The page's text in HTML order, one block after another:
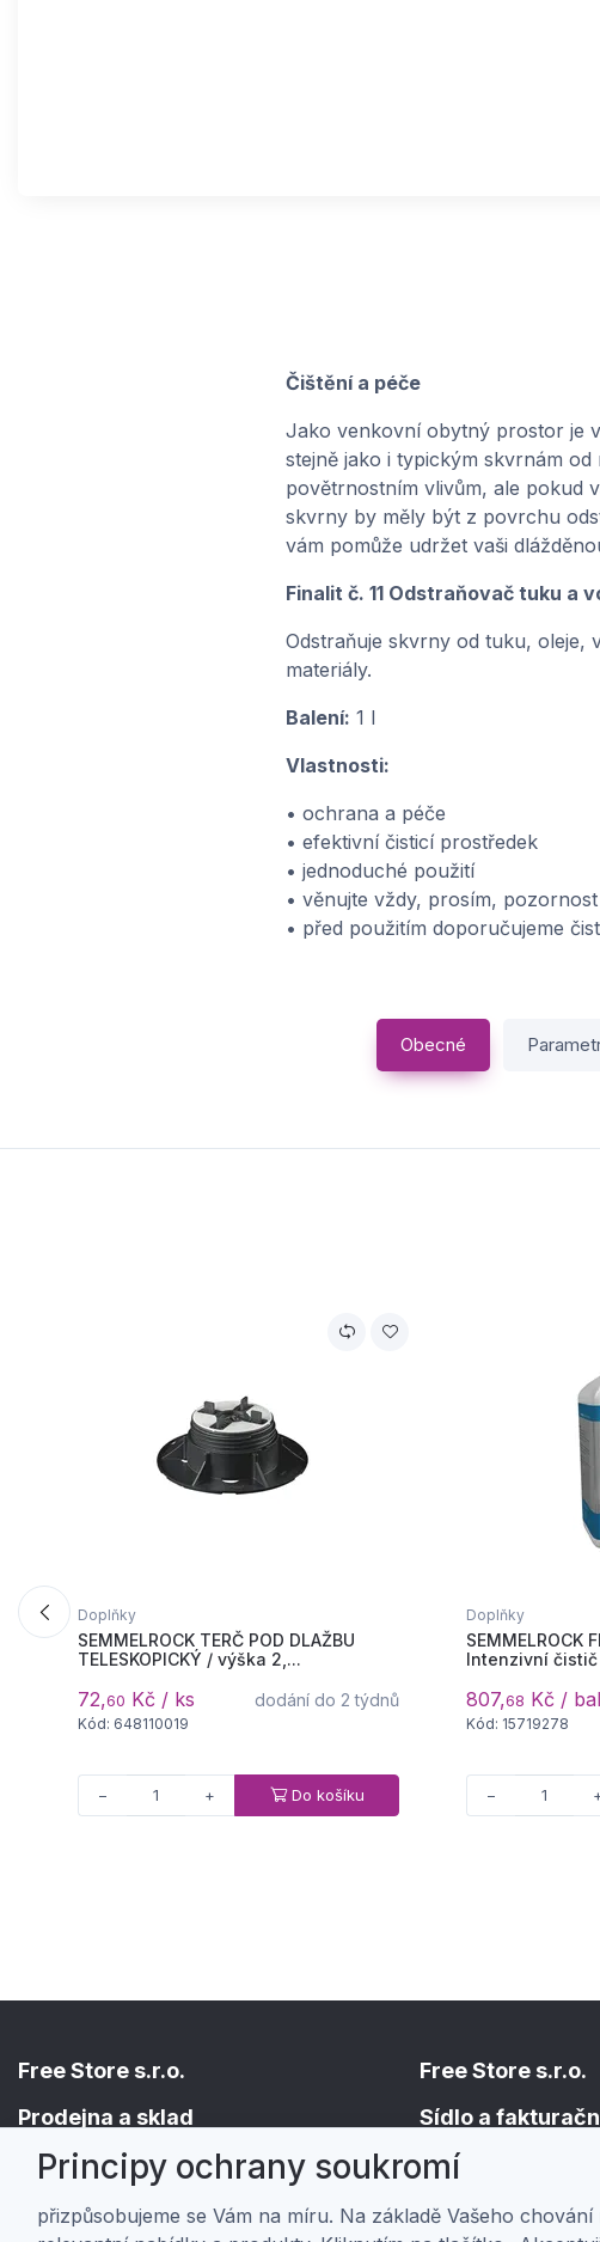
Čištění a péče
Jako venkovní obytný prostor je
stejně jako i typickým skvrnám
povětrnostním vlivům, ale pokud
skvrny by měly být z povrchu
vám pomůže udržet vaši
Finalit č. 11 Odstraňovač tuku a
Odstraňuje skvrny od tuku, oleje,
materiály.
Balení: 1 l
Vlastnosti:
• ochrana a péče
• efektivní čisticí prostředek
• jednoduché použití
• věnujte vždy, prosím,
• před použitím doporučujeme
Obecné
Doplňky
SEMMELROCK TERČ POD DLAŽBU
TELESKOPICKÝ / výška 2,...
72,60 Kč / ks dodání do 2 týdnů
Kód: 648110019
− + Do košíku
Doplňky
SEMMELROCK
Intenzivní čistič
807,68 Kč / bal
Kód: 15719278
−
Free Store s.r.o.
Prodejna a sklad
Holická 156/49
IČ: 01805878
Free Store s.r.o.
Sídlo a
Hřbitovní 524/1
IČ: 01805878
Principy ochrany soukromí
přizpůsobujeme se Vám na míru. Na základě Vašeho